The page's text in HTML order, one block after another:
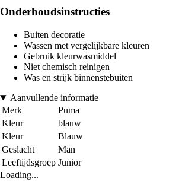
Onderhoudsinstructies
Buiten decoratie
Wassen met vergelijkbare kleuren
Gebruik kleurwasmiddel
Niet chemisch reinigen
Was en strijk binnenstebuiten
Aanvullende informatie
Merk
Puma
Kleur
blauw
Kleur
Blauw
Geslacht
Man
Leeftijdsgroep Junior
Loading...